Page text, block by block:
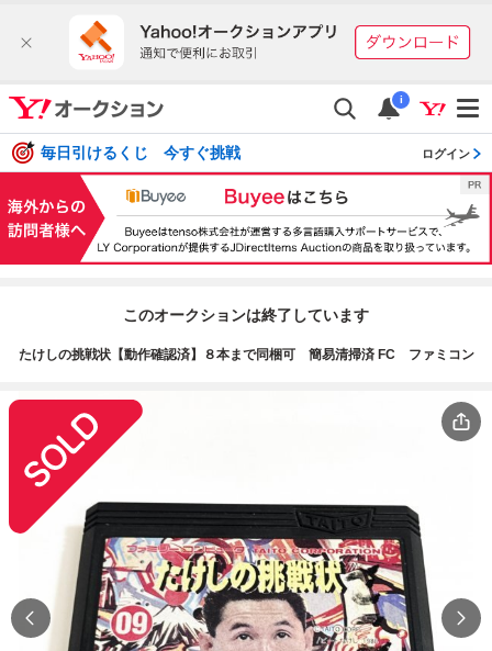
i
毎日引けるくじ 今すぐ挑戦 ログイン
このオークションは終了しています
たけしの挑戦状【動作確認済】８本まで同梱可 簡易清掃済 FC ファミコン